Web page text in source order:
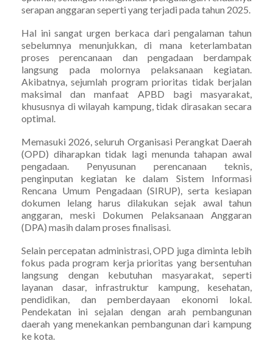
serapan anggaran seperti yang terjadi pada tahun 2025.
Hal ini sangat urgen berkaca dari pengalaman tahun
sebelumnya menunjukkan, di mana keterlambatan
proses perencanaan dan pengadaan berdampak
langsung pada molornya pelaksanaan kegiatan.
Akibatnya, sejumlah program prioritas tidak berjalan
maksimal dan manfaat APBD bagi masyarakat,
khususnya di wilayah kampung, tidak dirasakan secara
optimal.
Memasuki 2026, seluruh Organisasi Perangkat Daerah
(OPD) diharapkan tidak lagi menunda tahapan awal
pengadaan. Penyusunan perencanaan teknis,
penginputan kegiatan ke dalam Sistem Informasi
Rencana Umum Pengadaan (SIRUP), serta kesiapan
dokumen lelang harus dilakukan sejak awal tahun
anggaran, meski Dokumen Pelaksanaan Anggaran
(DPA) masih dalam proses finalisasi.
Selain percepatan administrasi, OPD juga diminta lebih
fokus pada program kerja prioritas yang bersentuhan
langsung dengan kebutuhan masyarakat, seperti
layanan dasar, infrastruktur kampung, kesehatan,
pendidikan, dan pemberdayaan ekonomi lokal.
Pendekatan ini sejalan dengan arah pembangunan
daerah yang menekankan pembangunan dari kampung
ke kota.